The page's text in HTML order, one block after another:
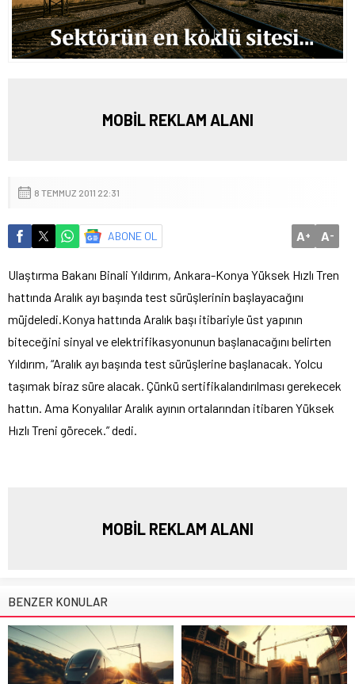
MOBİL REKLAM ALANI
8 TEMMUZ 2011 22:31
ABONE OL A+ A-
Ulaştırma Bakanı Binali Yıldırım, Ankara-Konya Yüksek Hızlı Tren
hattında Aralık ayı başında test sürüşlerinin başlayacağını
müjdeledi. Konya hattında Aralık başı itibariyle üst yapının
biteceğini sinyal ve elektrifikasyonunun başlanacağını belirten
Yıldırım, “Aralık ayı başında test sürüşlerine başlanacak. Yolcu
taşımak biraz süre alacak. Çünkü sertifikalandırılması gerekecek
hattın. Ama Konyalılar Aralık ayının ortalarından itibaren Yüksek
Hızlı Treni görecek.” dedi.
MOBİL REKLAM ALANI
BENZER KONULAR